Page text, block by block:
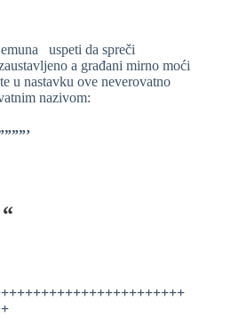
uspeti da spreči
a građani mirno moći
u nastavku ove neverovatno
nazivom: